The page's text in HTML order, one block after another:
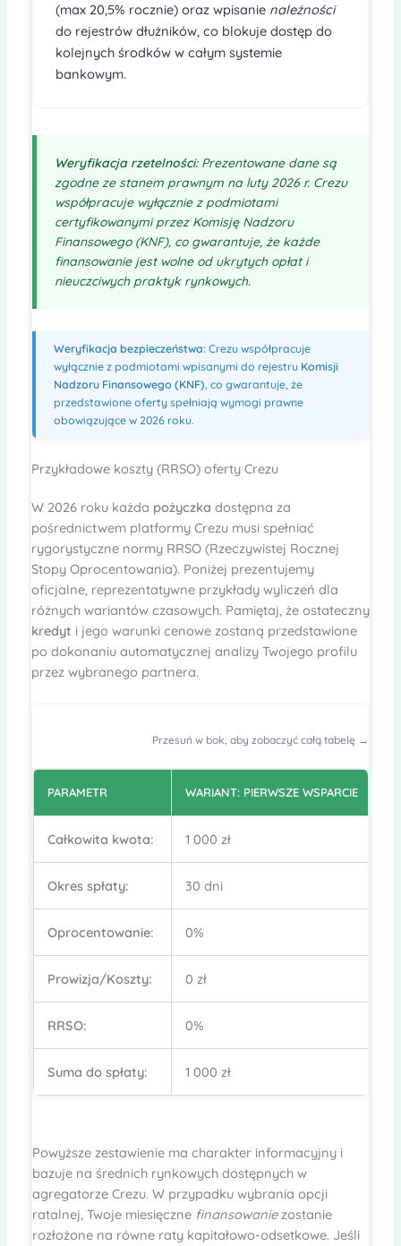
(max 20,5% rocznie) oraz wpisanie należności
do rejestrów dłużników, co blokuje dostęp do
kolejnych środków w całym systemie
bankowym.
Weryfikacja rzetelności:Prezentowane dane są
zgodne ze stanem prawnym na luty 2026 r. Crezu
współpracuje wyłącznie z podmiotami
certyfikowanymi przez Komisję Nadzoru
Finansowego (KNF), co gwarantuje, że każde
finansowaniejest wolne od ukrytych opłat i
nieuczciwych praktyk rynkowych.
Weryfikacja bezpieczeństwa:Crezu współpracuje
wyłącznie z podmiotami wpisanymi do rejestru Komisji
Nadzoru Finansowego (KNF) , co gwarantuje, że
przedstawione oferty spełniają wymogi prawne
obowiązujące w 2026 roku.
Przykładowe koszty (RRSO) oferty Crezu
W 2026 roku każda pożyczka dostępna za
pośrednictwem platformy Crezu musi spełniać
rygorystyczne normy RRSO (Rzeczywistej Rocznej
Stopy Oprocentowania). Poniżej prezentujemy
oficjalne, reprezentatywne przykłady wyliczeń dla
różnych wariantów czasowych. Pamiętaj, że ostateczny
kredyt i jego warunki cenowe zostaną przedstawione
po dokonaniu automatycznej analizy Twojego profilu
przez wybranego partnera.
Przesuń w bok, aby zobaczyć całą tabelę →
PARAMETR WARIANT: PIERWSZE WSPARCIE
Całkowita kwota: 1 000 zł
Okres spłaty: 30 dni
Oprocentowanie: 0%
Prowizja/Koszty: 0 zł
RRSO: 0%
Suma do spłaty: 1 000 zł
Powyższe zestawienie ma charakter informacyjny i
bazuje na średnich rynkowych dostępnych w
agregatorze Crezu. W przypadku wybrania opcji
ratalnej, Twoje miesięczne finansowaniezostanie
rozłożone na równe raty kapitałowo-odsetkowe. Jeśli